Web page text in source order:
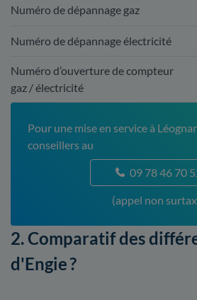
Numéro de dépannage gaz
Numéro de dépannage électricité
Numéro d’ouverture de compteur
gaz / électricité
Pour une mise en service à
conseillers au
09 78 46 70
(appel non
2. Comparatif des
d'Engie ?